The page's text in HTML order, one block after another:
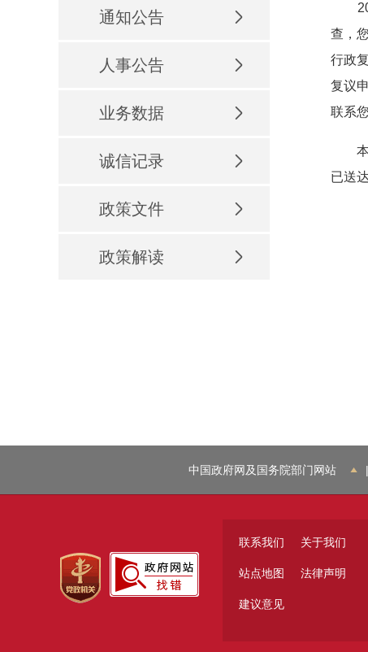
通知公告
人事公告
业务数据
诚信记录
政策文件
政策解读
查，
行政
复议
联系
本公
已送达
中国政府网及国务院部门网站 |
联系我们 关于我们
站点地图 法律声明
建议意见